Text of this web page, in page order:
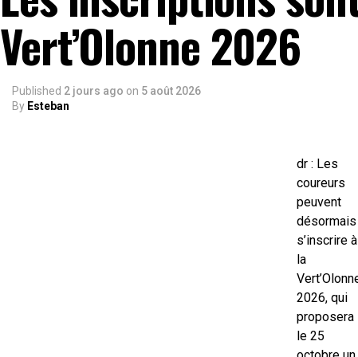
Vert’Olonne 2026
Published 2 jours ago on 5 août 2026
By Esteban
dr : Les
coureurs
peuvent
désormais
s’inscrire à
la
2026, qui
proposera
le 25